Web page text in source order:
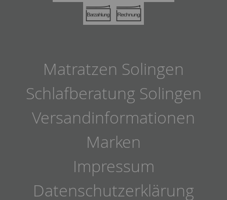
Matratzen Solingen
Schlafberatung Solingen
Versandinformationen
Marken
Impressum
Datenschutzerklärung